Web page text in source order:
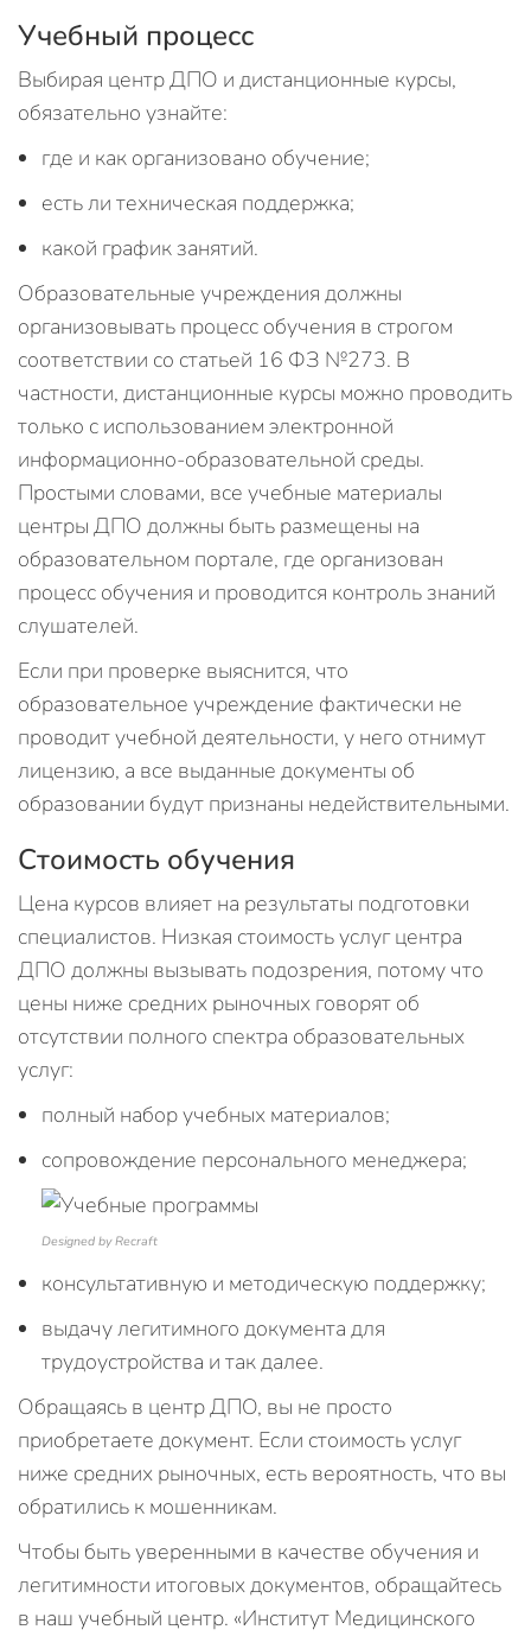
Учебный процесс
Выбирая центр ДПО и дистанционные курсы,
обязательно узнайте:
где и как организовано обучение;
есть ли техническая поддержка;
какой график занятий.
Образовательные учреждения должны
организовывать процесс обучения в строгом
соответствии со статьей 16 ФЗ №273. В
частности, дистанционные курсы можно проводить
только с использованием электронной
информационно-образовательной среды.
Простыми словами, все учебные материалы
центры ДПО должны быть размещены на
образовательном портале, где организован
процесс обучения и проводится контроль знаний
слушателей.
Если при проверке выяснится, что
образовательное учреждение фактически не
проводит учебной деятельности, у него отнимут
лицензию, а все выданные документы об
образовании будут признаны недействительными.
Стоимость обучения
Цена курсов влияет на результаты подготовки
специалистов. Низкая стоимость услуг центра
ДПО должны вызывать подозрения, потому что
цены ниже средних рыночных говорят об
отсутствии полного спектра образовательных
услуг:
полный набор учебных материалов;
сопровождение персонального менеджера;
Designed by Recraft
консультативную и методическую поддержку;
выдачу легитимного документа для
трудоустройства и так далее.
Обращаясь в центр ДПО, вы не просто
приобретаете документ. Если стоимость услуг
ниже средних рыночных, есть вероятность, что вы
обратились к мошенникам.
Чтобы быть уверенными в качестве обучения и
легитимности итоговых документов, обращайтесь
в наш учебный центр. «Институт Медицинского